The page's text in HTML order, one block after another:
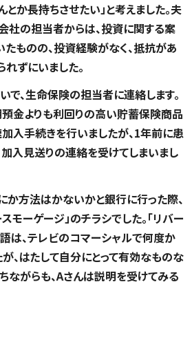
とか長持ちさせたい」と考えました。夫
社の担当者からは、投資に関する案
ものの、投資経験がなく、抵抗があ
れずにいました。
で、生命保険の担当者に連絡します。
預金よりも利回りの高い貯蓄保険商品
入手続きを行いましたが、1年前に患
入見送りの連絡を受けてしまいまし
か方法はかないかと銀行に行った際、
モーゲージ」のチラシでした。「リバー
は、テレビのコマーシャルで何度か
、はたして自分にとって有効なものな
ながらも、Aさんは説明を受けてみる